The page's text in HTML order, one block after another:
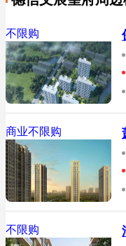
不限购
商业不限购
不限购